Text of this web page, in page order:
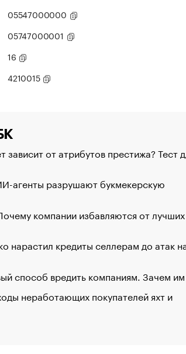
05547000000
05747000001
16
4210015
зависит от атрибутов престижа? Тест
агенты разрушают букмекерскую
компании избавляются от лучших
нарастил кредиты селлерам до атак
способ вредить компаниям. Зачем
неработающих покупателей яхт и